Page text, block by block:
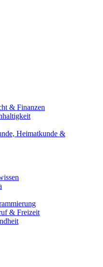
& Finanzen
Heimatkunde &
& Freizeit